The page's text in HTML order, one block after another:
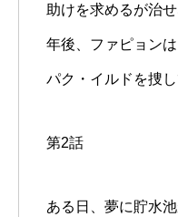
助けを求めるが治
年後、ファピョン
パク・イルドを捜し
第2話
ある日、夢に貯水